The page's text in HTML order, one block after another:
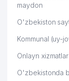
maydon
O'zbekiston
Kommunal (uy-
Onlayn xizmatlar
O'zbekistonda